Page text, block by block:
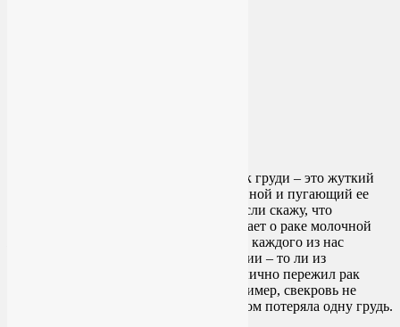
Рак груди – это жуткий
призрак, витающий над каждой женщиной и пугающий ее
своей реальностью. Я не преувеличу, если скажу, что
большинство читателей моего блога знает о раке молочной
железы не понаслышке. Практически у каждого из нас
найдется кто-то в ближайшем окружении – то ли из
родственников, то ли из друзей, – кто лично пережил рак
груди. Или не пережил… У меня, например, свекровь не
пережила. А мама пережила, но при этом потеряла одну грудь.